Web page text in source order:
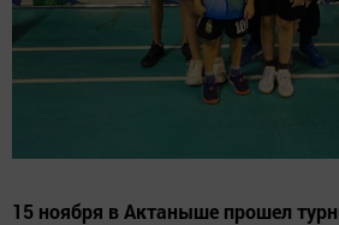
15 ноября в Актаныше прошел